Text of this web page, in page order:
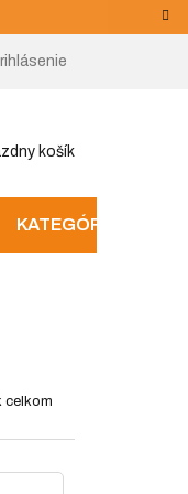
košík
KATEGÓRIE
celkom